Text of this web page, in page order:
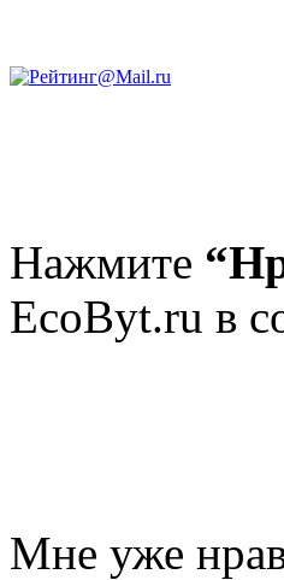
Нажмите
EcoByt.ru в
Мне уже